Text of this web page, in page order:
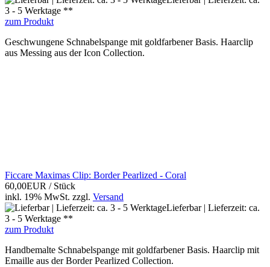
3 - 5 Werktage **
zum Produkt
Geschwungene Schnabelspange mit goldfarbener Basis. Haarclip
aus Messing aus der Icon Collection.
Ficcare Maximas Clip: Border Pearlized - Coral
60,00EUR / Stück
inkl. 19% MwSt. zzgl. Versand
Lieferbar | Lieferzeit: ca.
3 - 5 Werktage **
zum Produkt
Handbemalte Schnabelspange mit goldfarbener Basis. Haarclip mit
Emaille aus der Border Pearlized Collection.